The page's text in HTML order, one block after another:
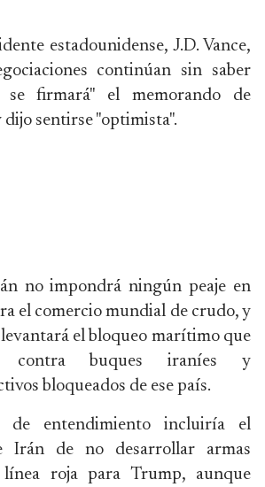
estadounidense, J.D. Vance,
continúan sin saber
firmará" el memorando de
sentirse "optimista".
no impondrá ningún peaje en
el comercio mundial de crudo, y
el bloqueo marítimo que
contra buques iraníes y
bloqueados de ese país.
de entendimiento incluiría el
Irán de no desarrollar armas
línea roja para Trump, aunque